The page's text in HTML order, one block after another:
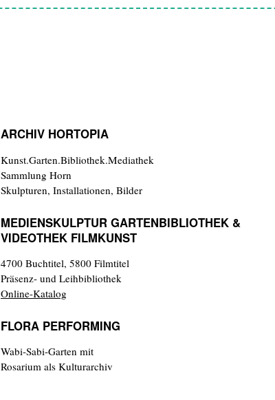
ARCHIV HORTOPIA
Kunst.Garten.Bibliothek.Mediathek
Sammlung Horn
Skulpturen, Installationen, Bilder
MEDIENSKULPTUR GARTENBIBLIOTHEK &
VIDEOTHEK FILMKUNST
4700 Buchtitel, 5800 Filmtitel
Präsenz- und Leihbibliothek
Online-Katalog
FLORA PERFORMING
Wabi-Sabi-Garten mit
Rosarium als Kulturarchiv